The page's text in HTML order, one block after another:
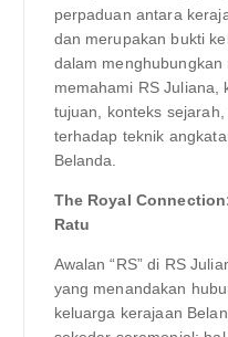
perpaduan antara
dan merupakan bukti
dalam
memahami RS Juliana,
tujuan, konteks
terhadap teknik
Belanda.
The Royal
Ratu
Awalan “RS” di RS
yang menandakan
keluarga kerajaan